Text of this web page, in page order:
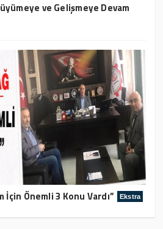
ve Gelişmeye Devam
İçin Önemli 3 Konu Vardı” Ekstra